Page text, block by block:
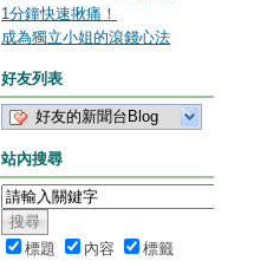
1分鐘快速揪痛！
成為獨立小姐的滾錢心法
好友列表
好友的新聞台Blog
站內搜尋
標題 內容 標籤